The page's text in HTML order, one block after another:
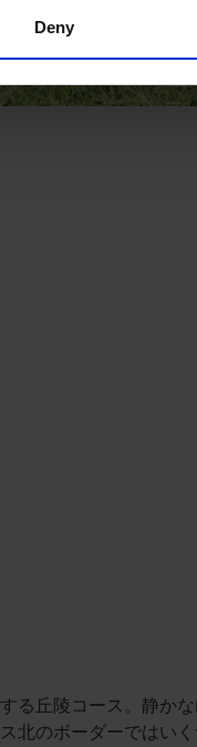
Deny
る丘陵コース。静か
北のボーダーではい